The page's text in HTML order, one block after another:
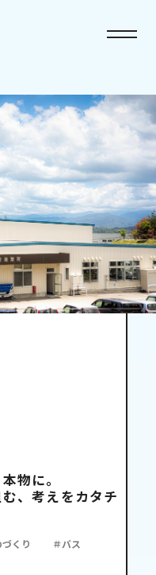
物に。
、考えをカタチ
くり
＃バス